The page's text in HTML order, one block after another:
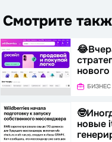
Смотрите
БИЗНЕС
новые